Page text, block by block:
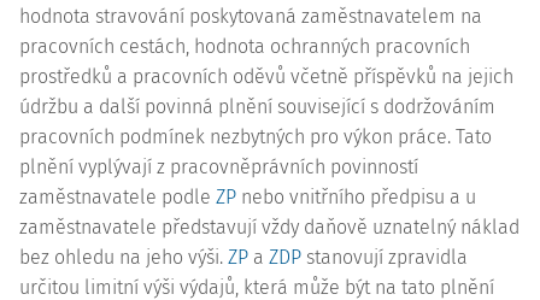
hodnota stravování poskytovaná zaměstnavatelem na
pracovních cestách, hodnota ochranných pracovních
prostředků a pracovních oděvů včetně příspěvků na jejich
údržbu a další povinná plnění související s dodržováním
pracovních podmínek nezbytných pro výkon práce. Tato
plnění vyplývají z pracovněprávních povinností
zaměstnavatele podle ZP nebo vnitřního předpisu a u
zaměstnavatele představují vždy daňově uznatelný náklad
bez ohledu na jeho výši. ZP a ZDP stanovují zpravidla
určitou limitní výši výdajů, která může být na tato plnění